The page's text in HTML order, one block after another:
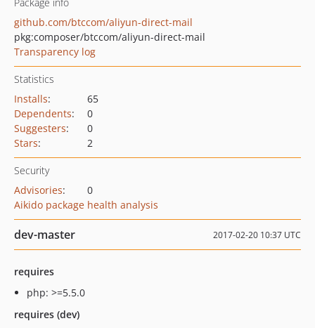
github.com/btccom/aliyun-direct-mail
pkg:composer/btccom/aliyun-direct-mail
Transparency log
Statistics
Installs:
65
Dependents:
0
Suggesters:
0
Stars: 2
Security
Advisories:
0
Aikido package health analysis
dev-master 2017-02-20 10:37 UTC
requires
php: >=5.5.0
requires (dev)